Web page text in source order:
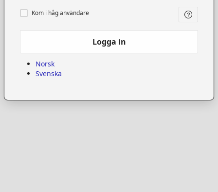
Kom
i
Kom i håg användare
Logga in
Norsk
Svenska